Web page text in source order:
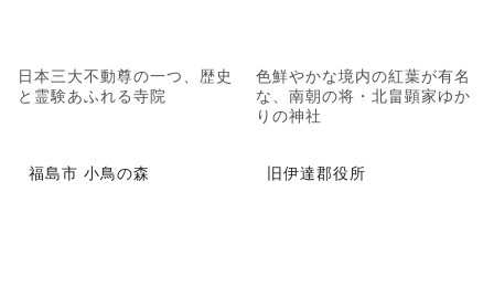
日本三大不動尊の一つ、歴史
と霊験あふれる寺院
色鮮やかな境内の紅葉が有名
な、南朝の将・北畠顕家ゆか
りの神社
福島市 小鳥の森 旧伊達郡役所